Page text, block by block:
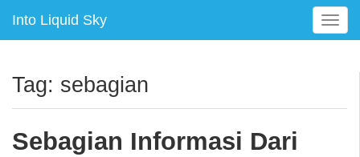
Into Liquid Sky
T
o
e
Tag: sebagian
Sebagian Informasi Dari